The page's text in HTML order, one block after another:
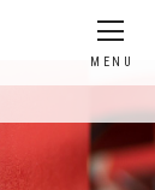
MENU